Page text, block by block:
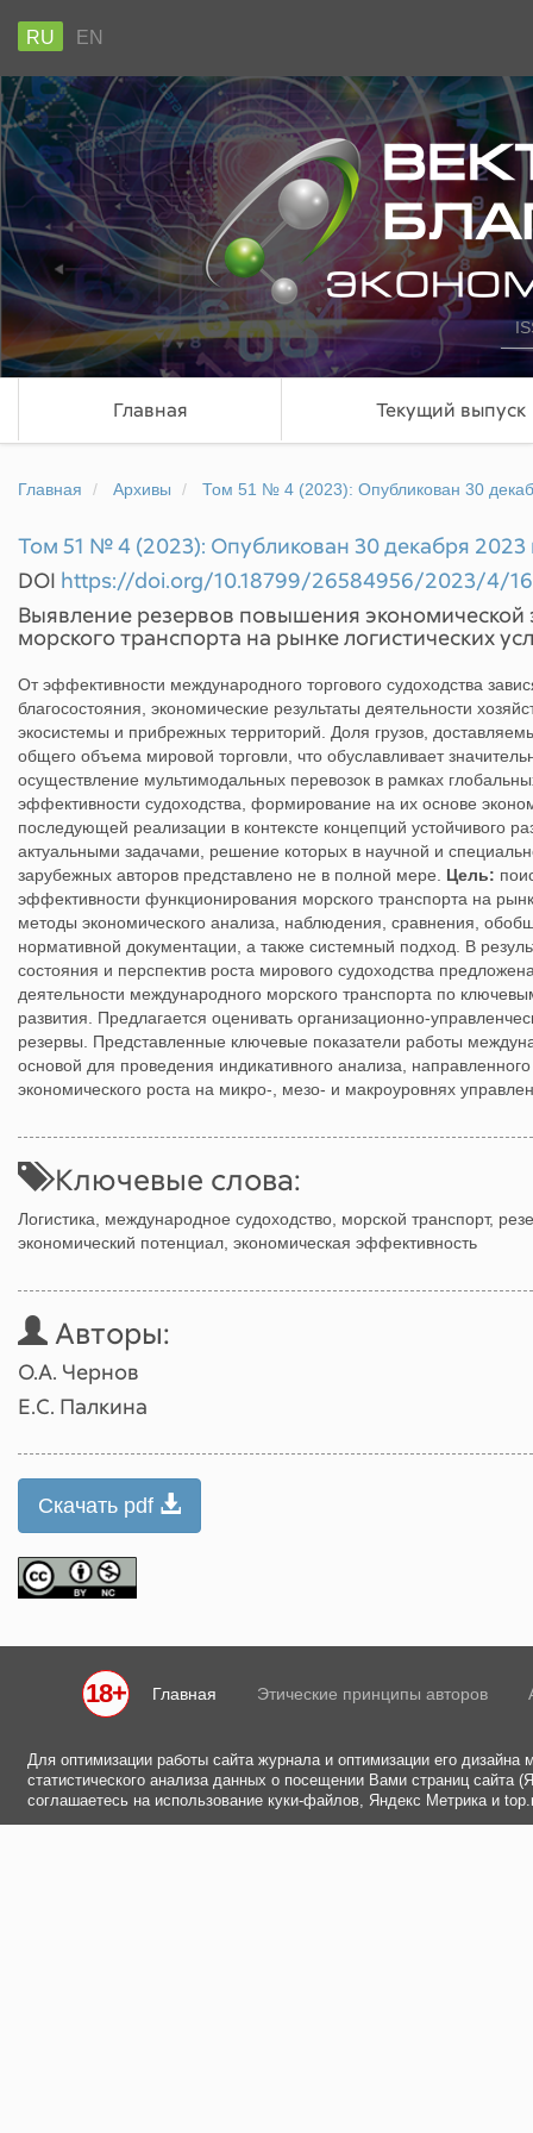
RU EN
Главная Текущий выпуск
Главная Архивы Том 51 № 4 (2023): Опубликован 30
Том 51 № 4 (2023): Опубликован 30 декабря 2023
DOI https://doi.org/10.18799/26584956/2023/4/
Выявление резервов повышения экономической
морского транспорта на рынке логистических
От эффективности международного торгового судоходства
благосостояния, экономические результаты деятельности
экосистемы и прибрежных территорий. Доля грузов,
общего объема мировой торговли, что обуславливает
осуществление мультимодальных перевозок в рамках
эффективности судоходства, формирование на их основе
последующей реализации в контексте концепций устойчивого
актуальными задачами, решение которых в научной и
зарубежных авторов представлено не в полной мере. Цель:
эффективности функционирования морского транспорта на
методы экономического анализа, наблюдения, сравнения,
нормативной документации, а также системный подход. В
состояния и перспектив роста мирового судоходства
деятельности международного морского транспорта по
развития. Предлагается оценивать организационно-
резервы. Представленные ключевые показатели работы
основой для проведения индикативного анализа,
экономического роста на микро-, мезо- и макроуровнях
Ключевые слова:
Логистика, международное судоходство, морской транспорт,
экономический потенциал, экономическая эффективность
Авторы:
О.A. Чернов
Е.C. Палкина
Скачать pdf
18+ Главная Этические принципы авторов
Для оптимизации работы сайта журнала и оптимизации его
статистического анализа данных о посещении Вами страниц
соглашаетесь на использование куки-файлов, Яндекс Метрика и